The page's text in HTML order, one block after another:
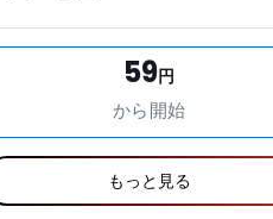
59円
から開始
もっと見る